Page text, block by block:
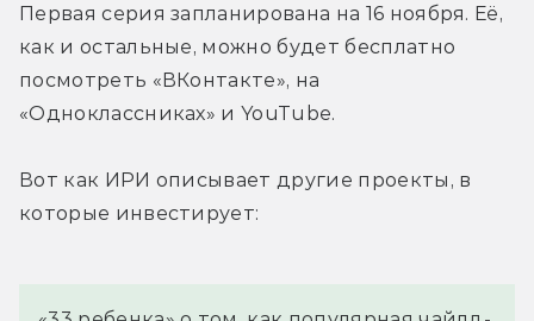
Первая серия запланирована на 16 ноября. Её,
как и остальные, можно будет бесплатно
посмотреть «ВКонтакте», на
«Одноклассниках» и YouTube.
Вот как ИРИ описывает другие проекты, в
которые инвестирует: